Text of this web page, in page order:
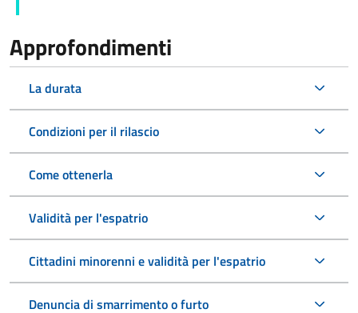
Approfondimenti
La durata
Condizioni per il rilascio
Come ottenerla
Validità per l'espatrio
Cittadini minorenni e validità per l'espatrio
Denuncia di smarrimento o furto